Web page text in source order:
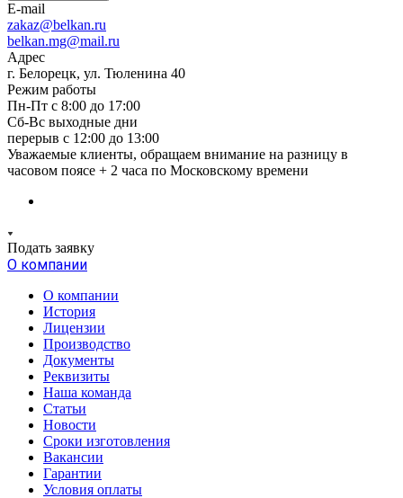
E-mail
zakaz@belkan.ru
belkan.mg@mail.ru
Адрес
г. Белорецк, ул. Тюленина 40
Режим работы
Пн-Пт с 8:00 до 17:00
Сб-Вс выходные дни
перерыв с 12:00 до 13:00
Уважаемые клиенты, обращаем внимание на разницу в
часовом поясе + 2 часа по Московскому времени
Подать заявку
О компании
О компании
История
Лицензии
Производство
Документы
Реквизиты
Наша команда
Статьи
Новости
Сроки изготовления
Вакансии
Гарантии
Условия оплаты